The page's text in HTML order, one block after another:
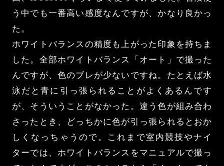
う中でも一番高い感度なんですが、かなり良かっ
た。
ホワイトバランスの精度も上がった印象を持ちま
した。全部ホワイトバランス「オート」で撮った
んですが、色のブレが少ないですね。たとえば水
泳だと青に引っ張られることがよくあるんです
が、そういうことがなかった。違う色が組み合わ
さったとき、どっちかに色が引っ張られるとおか
しくなっちゃうので。これまで室内競技やナイ
ターでは、ホワイトバランスをマニュアルで撮っ